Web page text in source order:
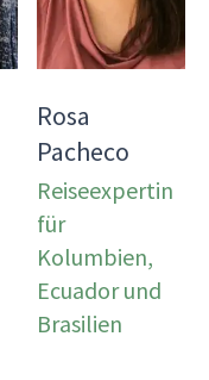
Rosa
Pacheco
Reiseexpertin
für
Kolumbien,
Ecuador und
Brasilien